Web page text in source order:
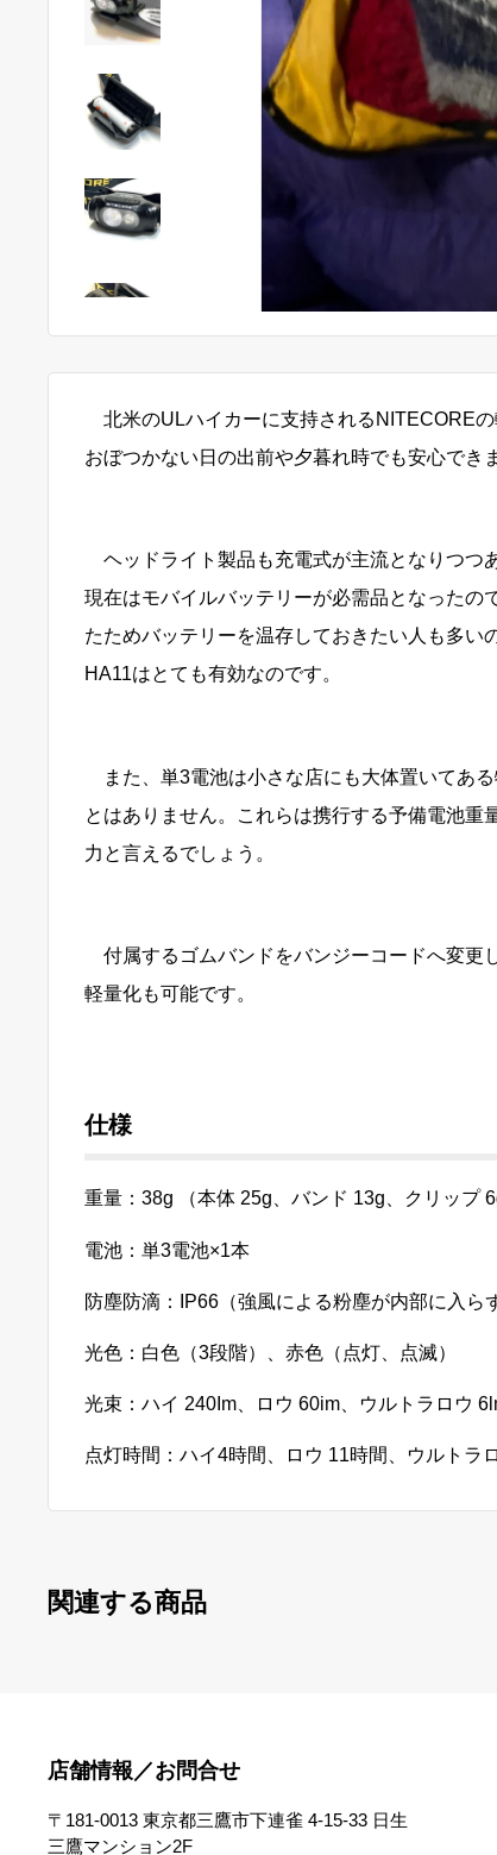
北米のULハイカーに支持されるNITECORE
おぼつかない日の出前や夕暮れ時でも安心でき
ヘッドライト製品も充電式が主流と なりつつ
現在はモバイルバッテリーが必需品となったの
たためバッテリーを温存しておきたい人も多い
HA11はとても有効なのです。
また、単3電池は小さな店にも大体置いてあ
とはありません。これらは携行する予備電池重
力と言えるでしょう。
付属するゴムバンドをバンジーコードへ変更
軽量化も可能です。
仕様
重量：38g （本体 25g、バンド 13g、クリッ
電池：単3電池×1本
防塵防滴：IP66（強風による粉塵が内部に入ら
光色：白色（3段階）、赤色（点灯、点滅）
光束：ハイ 240Im、ロウ 60im、ウルトラロウ
点灯時間： ハイ4時間、 ロウ 11時間、ウルトラ
関連する商品
店舗情報／お問合せ
〒181-0013 東京都三鷹市下連雀 4-15-33 日生
三鷹マンション2F